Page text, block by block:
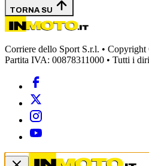
TORNA SU
Corriere dello Sport S.r.l. •
Partita IVA: 00878311000 • Tutti i